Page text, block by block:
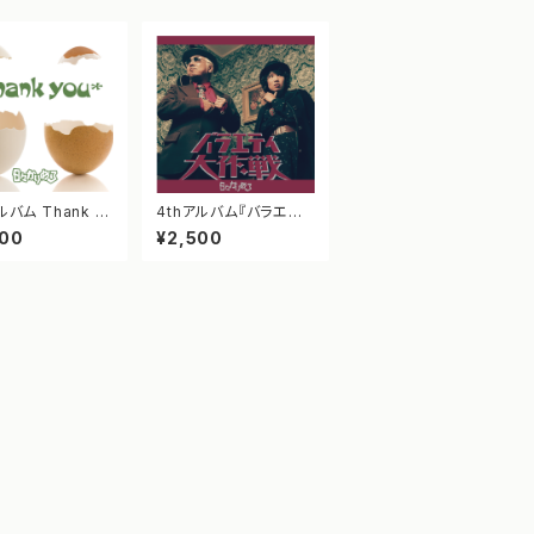
Thank y
4thアルバム『バラエティ
大作戦』
¥2,500